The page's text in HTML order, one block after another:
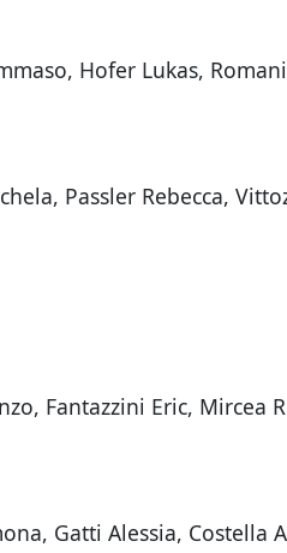
Hofer Lukas,
Passler Rebecca,
Fantazzini Eric, Mircea
Gatti Alessia, Costella